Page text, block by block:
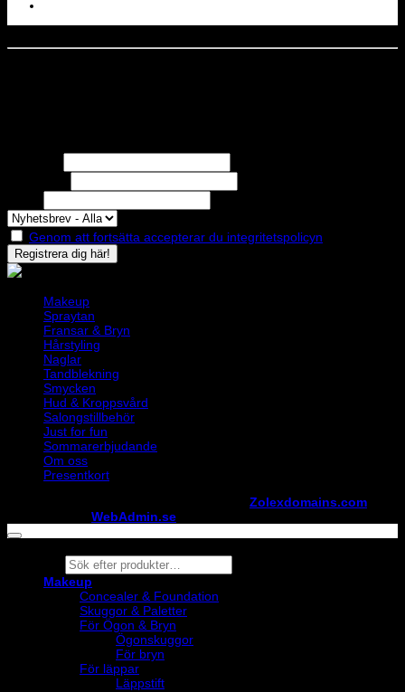
Genom att fortsätta accepterar du integritetspolicyn
Makeup
Spraytan
Fransar & Bryn
Hårstyling
Naglar
Tandblekning
Smycken
Hud & Kroppsvård
Salongstillbehör
Just for fun
Sommarerbjudande
Om oss
Presentkort
Zolexdomains.com
WebAdmin.se
Products
search
Makeup
Concealer & Foundation
Skuggor & Paletter
För Ögon & Bryn
Ögonskuggor
För bryn
För läppar
Läppstift